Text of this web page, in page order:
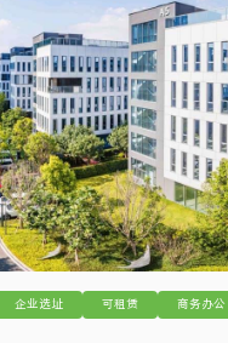
企业选址 可租赁 商务办公